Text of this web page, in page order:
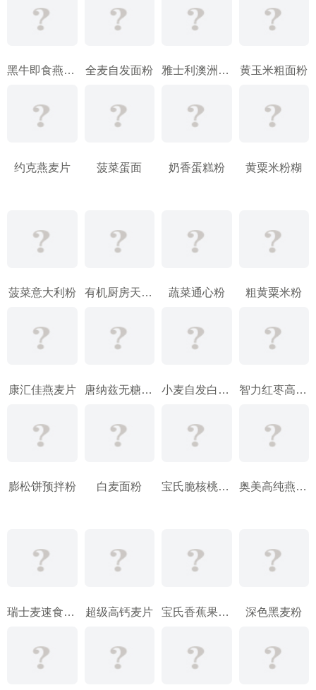
黑牛即食燕麦片 全麦自发面粉 雅士利澳洲燕麦片 黄玉米粗面粉
约克燕麦片 菠菜蛋面 奶香蛋糕粉 黄粟米粉糊
菠菜意大利粉 有机厨房天然红薏仁粉 蔬菜通心粉 粗黄粟米粉
康汇佳燕麦片 唐纳兹无糖原味燕麦片 小麦自发白面粉 智力红枣高铁营养燕麦片
膨松饼预拌粉 白麦面粉 宝氏脆核桃麦片 奥美高纯燕麦片
瑞士麦速食麦片 超级高钙麦片 宝氏香蕉果仁麦片 深色黑麦粉